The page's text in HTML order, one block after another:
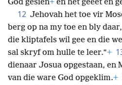
God gesien+ en het geëet en
12 Jehovah het toe vir
berg op na my toe en bly
die kliptafels wil gee en die
sal skryf om hulle te leer.”+
dienaar Josua opgestaan, en
van die ware God opgeklim.+